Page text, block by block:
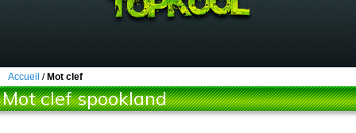
Accueil / Mot clef
Mot clef spookland